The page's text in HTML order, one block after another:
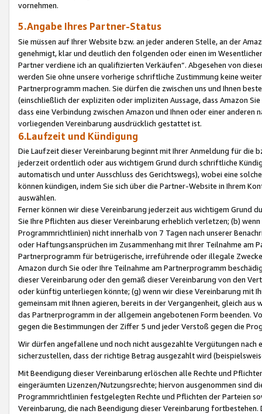
vornehmen.
5.Angabe Ihres Partner-Status
Sie müssen auf Ihrer Website bzw. an jeder anderen Stelle, an der
genehmigt, klar und deutlich den folgenden oder einen im
Partner verdiene ich an qualifizierten Verkäufen“. Abgesehen von
werden Sie ohne unsere vorherige schriftliche Zustimmung keine
Partnerprogramm machen. Sie dürfen die zwischen uns und Ihnen
(einschließlich der expliziten oder impliziten Aussage, dass Amazon
dass eine Verbindung zwischen Amazon und Ihnen oder einer
vorliegenden Vereinbarung ausdrücklich gestattet ist.
6.Laufzeit und Kündigung
Die Laufzeit dieser Vereinbarung beginnt mit Ihrer Anmeldung für die
jederzeit ordentlich oder aus wichtigem Grund durch schriftliche
automatisch und unter Ausschluss des Gerichtswegs), wobei eine
können kündigen, indem Sie sich über die Partner-Website in Ihrem
auswählen.
Ferner können wir diese Vereinbarung jederzeit aus wichtigem Grund
Sie Ihre Pflichten aus dieser Vereinbarung erheblich verletzen; (b)
Programmrichtlinien) nicht innerhalb von 7 Tagen nach unserer
oder Haftungsansprüchen im Zusammenhang mit Ihrer Teilnahme am
Partnerprogramm für betrügerische, irreführende oder illegale
Amazon durch Sie oder Ihre Teilnahme am Partnerprogramm
dieser Vereinbarung oder den gemäß dieser Vereinbarung von den
oder künftig unterliegen könnte; (g) wenn wir diese Vereinbarung mit
gemeinsam mit Ihnen agieren, bereits in der Vergangenheit, gleich
das Partnerprogramm in der allgemein angebotenen Form beenden.
gegen die Bestimmungen der Ziffer 5 und jeder Verstoß gegen die
Wir dürfen angefallene und noch nicht ausgezahlte Vergütungen
sicherzustellen, dass der richtige Betrag ausgezahlt wird
Mit Beendigung dieser Vereinbarung erlöschen alle Rechte und
eingeräumten Lizenzen/Nutzungsrechte; hiervon ausgenommen sind
Programmrichtlinien festgelegten Rechte und Pflichten der Parteien
Vereinbarung, die nach Beendigung dieser Vereinbarung